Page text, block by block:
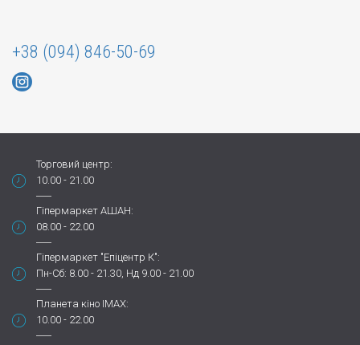
+38 (094) 846-50-69
Торговий центр:
10.00 - 21.00
Гіпермаркет АШАН:
08.00 - 22.00
Гіпермаркет "Епіцентр К":
Пн-Сб: 8.00 - 21.30, Нд 9.00 - 21.00
Планета кіно IMAX:
10.00 - 22.00